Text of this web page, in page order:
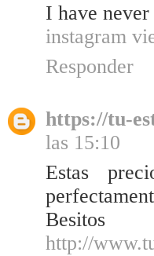
I have
instagram
Responder
https://tu-
las 15:10
Estas
Besitos
http://